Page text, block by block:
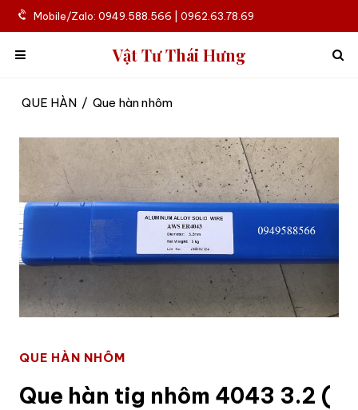
Mobile/Zalo: 0949.588.566 | 0962.63.78.69
Vật Tư Thái Hưng
QUE HÀN / Que hàn nhôm
QUE HÀN NHÔM
Que hàn tig nhôm 4043 3.2 (